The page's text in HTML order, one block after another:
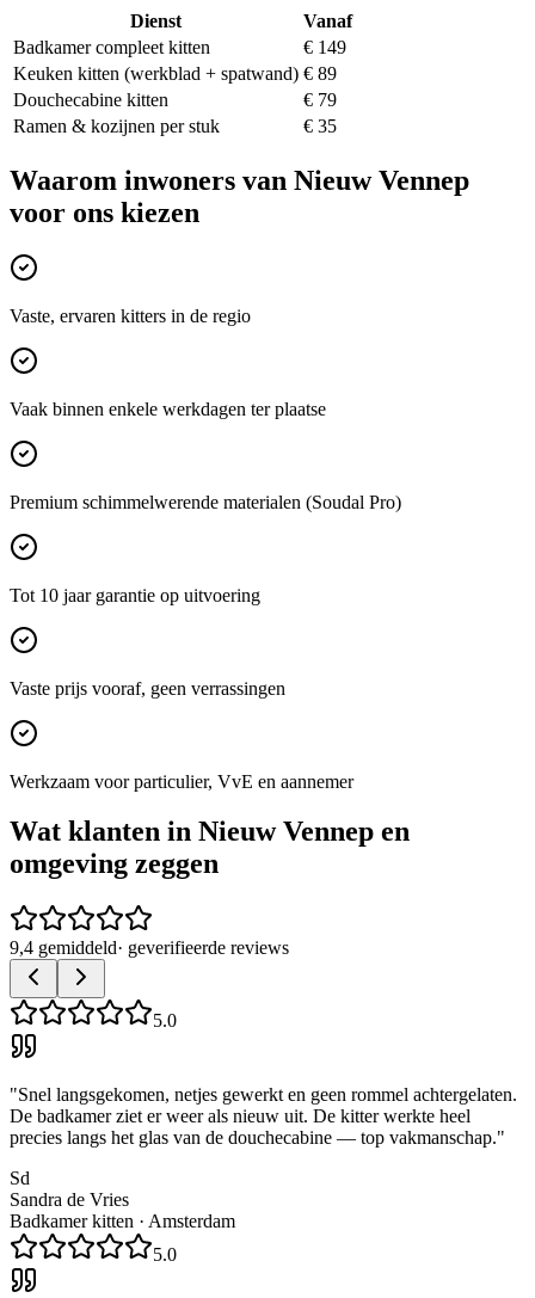
Dienst
Vanaf
Badkamer compleet kitten
€ 149
Keuken kitten (werkblad + spatwand) € 89
Douchecabine kitten
€ 79
Ramen & kozijnen per stuk
€ 35
Waarom inwoners van Nieuw Vennep
voor ons kiezen
Vaste, ervaren kitters in de regio
Vaak binnen enkele werkdagen ter plaatse
Premium schimmelwerende materialen (Soudal Pro)
Tot 10 jaar garantie op uitvoering
Vaste prijs vooraf, geen verrassingen
Werkzaam voor particulier, VvE en aannemer
Wat klanten in Nieuw Vennep en
omgeving zeggen
9,4 gemiddeld· geverifieerde reviews
5.0
"Snel langsgekomen, netjes gewerkt en geen rommel achtergelaten.
De badkamer ziet er weer als nieuw uit. De kitter werkte heel
precies langs het glas van de douchecabine — top vakmanschap."
Sd
Sandra de Vries
Badkamer kitten · Amsterdam
5.0